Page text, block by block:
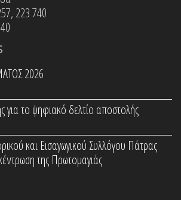
223 740
2026
για το ψηφιακό δελτίο αποστολής
και Εισαγωγικού Συλλόγου Πάτρας
της Πρωτομαγιάς